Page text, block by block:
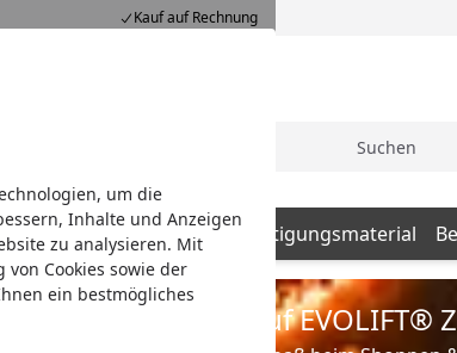
um die
Inhalte und Anzeigen
zu analysieren. Mit
Cookies sowie der
ein bestmögliches
Kauf auf Rechnung
Auspuff Batterien Befestigungsmaterial
Spare bis zu 35% auf